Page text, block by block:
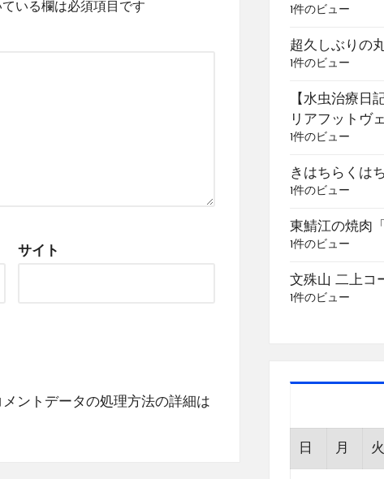
ている欄は必須項目です
サイト
メントデータの処理方法の詳細は
1件のビュー
超久しぶりの
1件のビュー
【水虫治療日
リアフットヴ
1件のビュー
きはちらくは
1件のビュー
東鯖江の焼肉
1件のビュー
文殊山 二上コ
1件のビュー
日 月 火